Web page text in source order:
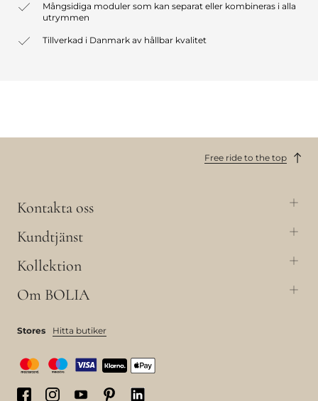
Mångsidiga moduler som kan separat eller kombineras i alla
utrymmen
Tillverkad i Danmark av hållbar kvalitet
Free ride to the top
Kontakta oss
Kundtjänst
Kollektion
Om BOLIA
Stores Hitta butiker